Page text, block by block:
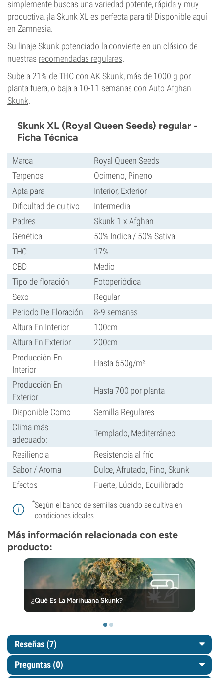
simplemente buscas una variedad potente, rápida y muy
productiva, ¡la Skunk XL es perfecta para ti! Disponible aquí
en Zamnesia.
Su linaje Skunk potenciado la convierte en un clásico de
nuestras recomendadas regulares.
Sube a 21% de THC con AK Skunk, más de 1000 g por
planta fuera, o baja a 10-11 semanas con Auto Afghan
Skunk.
Skunk XL (Royal Queen Seeds) regular -
Ficha Técnica
Marca
Royal Queen Seeds
Terpenos
Ocimeno, Pineno
Apta para
Interior, Exterior
Dificultad de cultivo
Intermedia
Padres
Skunk 1 x Afghan
Genética
50% Indica / 50% Sativa
THC
17%
CBD
Medio
Tipo de floración
Fotoperiódica
Sexo
Regular
Periodo De Floración
8-9 semanas
Altura En Interior
100cm
Altura En Exterior
200cm
Producción En
Interior
Hasta 650g/m²
Producción En
Exterior
Hasta 700 por planta
Disponible Como
Semilla Regulares
Clima más
adecuado:
Templado, Mediterráneo
Resiliencia
Resistencia al frío
Sabor / Aroma
Dulce, Afrutado, Pino, Skunk
Efectos
Fuerte, Lúcido, Equilibrado
*Según el banco de semillas cuando se cultiva en
condiciones ideales
Más información relacionada con este
producto:
¿Qué Es La Marihuana Skunk?
Reseñas (7)
Preguntas (0)